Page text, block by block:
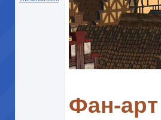
Фан-арт